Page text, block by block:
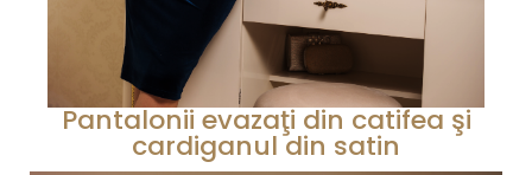
Pantalonii evazaţi din catifea şi
cardiganul din satin